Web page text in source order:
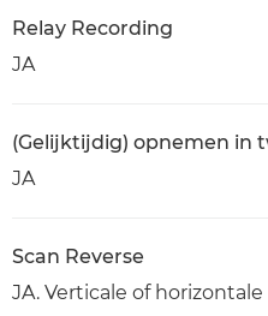
Relay Recording
JA
(Gelijktijdig) opnemen in
JA
Scan Reverse
JA. Verticale of